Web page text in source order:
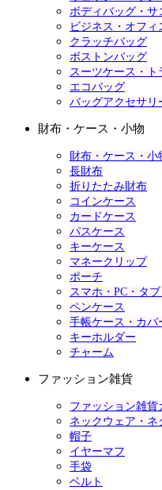
ボディバッグ・サ
ビジネス・オフィ
クラッチバッグ
ボストンバッグ
スーツケース・ト
エコバッグ
バッグアクセサリ
財布・ケース・小物
財布・ケース・小
長財布
折りたたみ財布
コインケース
カードケース
パスケース
キーケース
マネークリップ
ポーチ
スマホ・PC・タ
ペンケース
手帳ケース・カバ
キーホルダー
チャーム
ファッション雑貨
ファッション雑貨
ネックウェア・ネ
帽子
イヤーマフ
手袋
ベルト